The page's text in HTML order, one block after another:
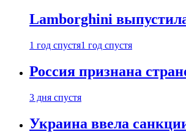
Lamborghini
1 год спустя1 год спустя
Россия признана
3 дня спустя
Украина ввела